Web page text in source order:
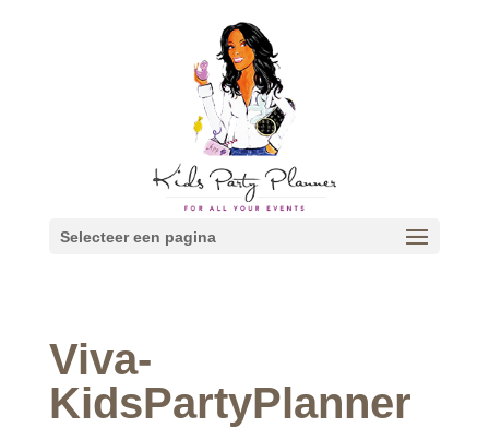
Selecteer een pagina
Viva-
KidsPartyPlanner